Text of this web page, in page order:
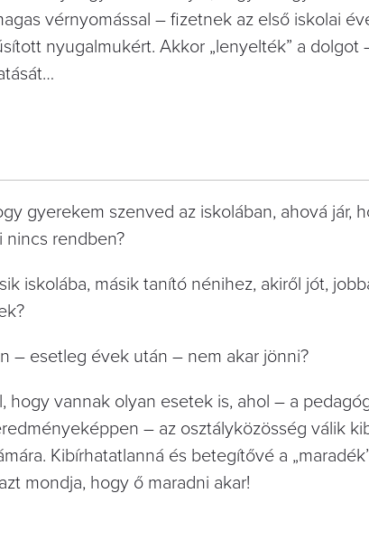
vérnyomással – fizetnek az első iskolai
nyugalmukért. Akkor „lenyelték” a dolgot
gyerekem szenved az iskolában, ahová jár,
nincs rendben?
iskolába, másik tanító nénihez, akiről jót,
– esetleg évek után – nem akar jönni?
hogy vannak olyan esetek is, ahol – a
– az osztályközösség válik
Kibírhatatlanná és betegítővé a
mondja, hogy ő maradni akar!